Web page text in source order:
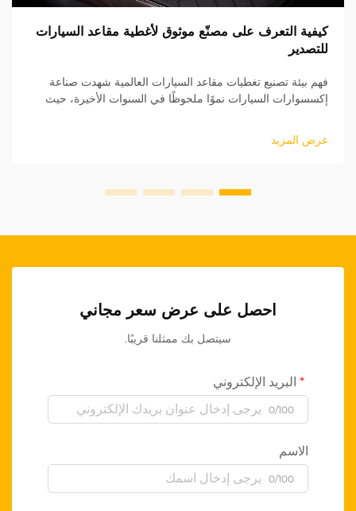
كيفية التعرف على مصنّع موثوق لأغطية مقاعد السيارات
للتصدير
فهم بيئة تصنيع تغطيات مقاعد السيارات العالمية شهدت صناعة
إكسسوارات السيارات نموًا ملحوظًا في السنوات الأخيرة، حيث
التي تسعى لدخول السوق الدولية...
عرض المزيد
احصل على عرض سعر مجاني
سيتصل بك ممثلنا قريبًا.
البريد الإلكتروني
0/100
الاسم
0/100